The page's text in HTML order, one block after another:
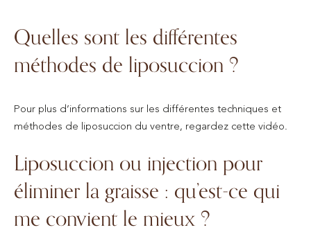
Quelles sont les différentes
méthodes de liposuccion ?
Pour plus d’informations sur les différentes techniques et
méthodes de liposuccion du ventre, regardez cette vidéo.
Liposuccion ou injection pour
éliminer la graisse : qu’est-ce qui
me convient le mieux ?